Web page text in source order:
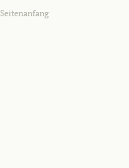
Seitenanfang